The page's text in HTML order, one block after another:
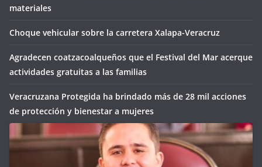
materiales
Choque vehicular sobre la carretera Xalapa-Veracruz
Agradecen coatzacoalqueños que el Festival del Mar acerque
actividades gratuitas a las familias
Veracruzana Protegida ha brindado más de 28 mil acciones
de protección y bienestar a mujeres